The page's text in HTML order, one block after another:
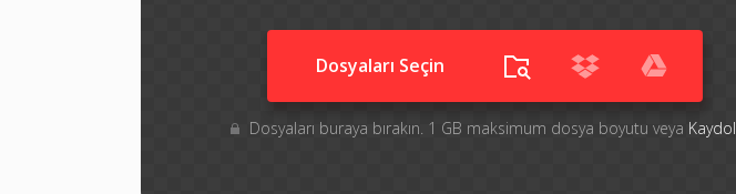
Dosyaları Seçin
Dosyaları buraya bırakın. 1 GB maksimum dosya boyutu veya Kaydol